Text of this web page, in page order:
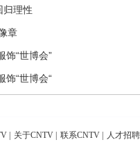
归理性
章
饰“世博会”
饰“世博会“
| 关于CNTV | 联系CNTV | 人才招聘